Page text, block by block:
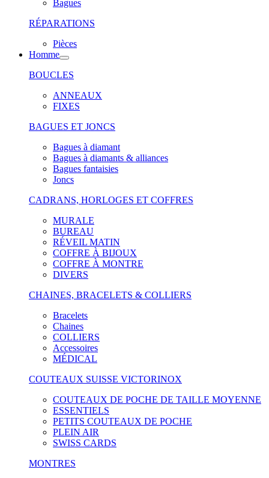
Bagues
RÉPARATIONS
Pièces
Homme
BOUCLES
ANNEAUX
FIXES
BAGUES ET JONCS
Bagues à diamant
Bagues à diamants & alliances
Bagues fantaisies
Joncs
CADRANS, HORLOGES ET COFFRES
MURALE
BUREAU
RÉVEIL MATIN
COFFRE À BIJOUX
COFFRE À MONTRE
DIVERS
CHAINES, BRACELETS & COLLIERS
Bracelets
Chaines
COLLIERS
Accessoires
MÉDICAL
COUTEAUX SUISSE VICTORINOX
COUTEAUX DE POCHE DE TAILLE MOYENNE
ESSENTIELS
PETITS COUTEAUX DE POCHE
PLEIN AIR
SWISS CARDS
MONTRES